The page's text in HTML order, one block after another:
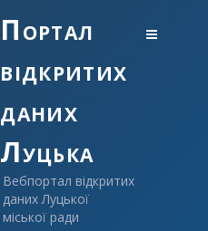
Портал
відкритих
даних
Луцька
Вебпортал відкритих
даних Луцької
міської ради